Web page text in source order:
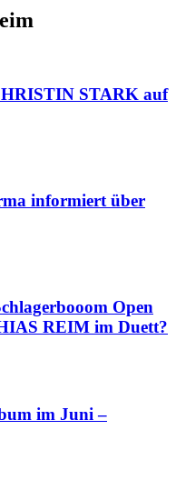
STARK auf
informiert über
Open
REIM im Duett?
im Juni –